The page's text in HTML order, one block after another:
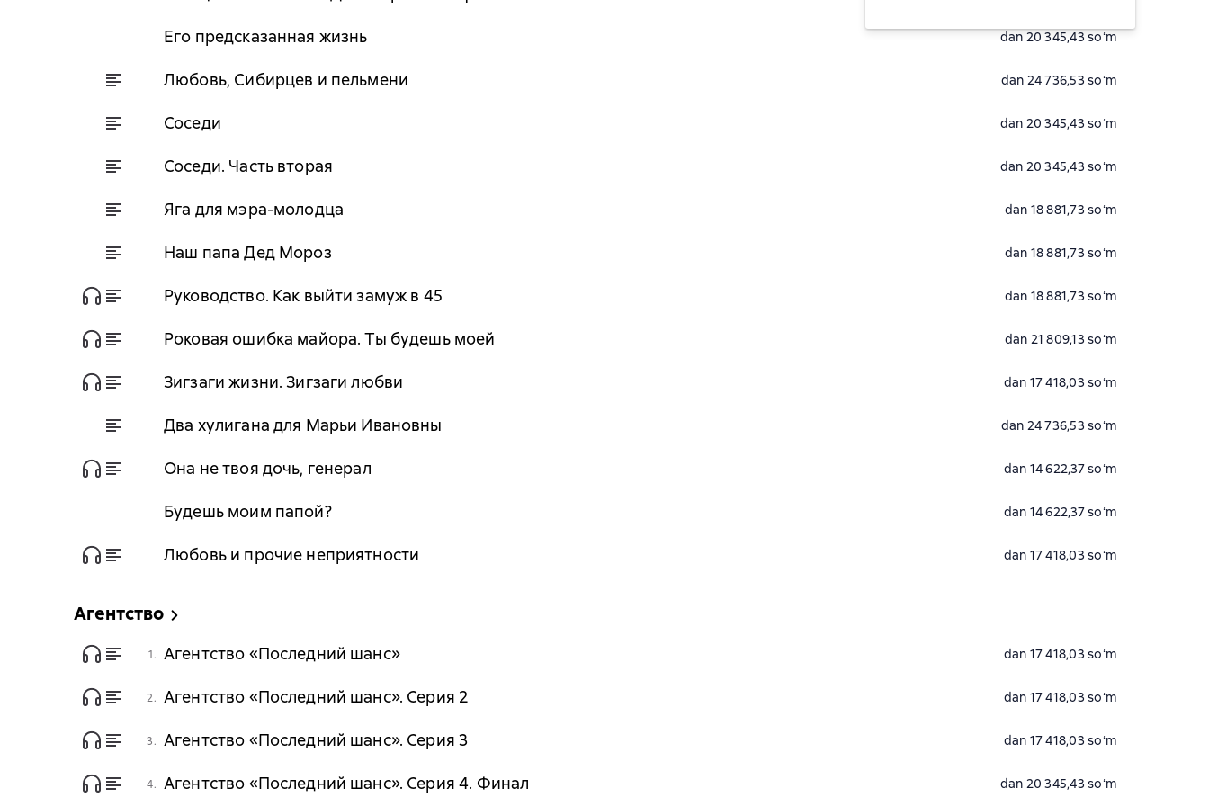
Его предсказанная жизнь dan 20 345,43 soʻm
Любовь, Сибирцев и пельмени dan 24 736,53 soʻm
Соседи dan 20 345,43 soʻm
Соседи. Часть вторая dan 20 345,43 soʻm
Яга для мэра-молодца dan 18 881,73 soʻm
Наш папа Дед Мороз dan 18 881,73 soʻm
Руководство. Как выйти замуж в 45 dan 18 881,73 soʻm
Роковая ошибка майора. Ты будешь моей dan 21 809,13 soʻm
Зигзаги жизни. Зигзаги любви dan 17 418,03 soʻm
Два хулигана для Марьи Ивановны dan 24 736,53 soʻm
Она не твоя дочь, генерал dan 14 622,37 soʻm
Будешь моим папой? dan 14 622,37 soʻm
Любовь и прочие неприятности dan 17 418,03 soʻm
Агентство
1. Агентство «Последний шанс» dan 17 418,03 soʻm
2. Агентство «Последний шанс». Серия 2 dan 17 418,03 soʻm
3. Агентство «Последний шанс». Серия 3 dan 17 418,03 soʻm
4. Агентство «Последний шанс». Серия 4. Финал dan 20 345,43 soʻm